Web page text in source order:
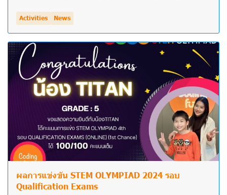
Activities News
ผลการแข่งขัน STEM OLYMPIAD 2024 รอบ
Qualification Exams